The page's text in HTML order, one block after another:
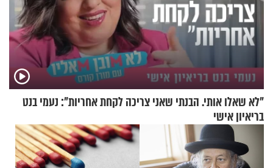
"לא שאלו אותי. הבנתי שאני צריכה לקחת אחריות": נעמי בנט
בריאיון אישי